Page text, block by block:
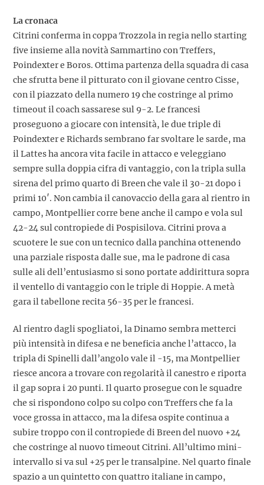
La cronaca
Citrini conferma in coppa Trozzola in regia nello starting
five insieme alla novità Sammartino con Treffers,
Poindexter e Boros. Ottima partenza della squadra di casa
che sfrutta bene il pitturato con il giovane centro Cisse,
con il piazzato della numero 19 che costringe al primo
timeout il coach sassarese sul 9-2. Le francesi
proseguono a giocare con intensità, le due triple di
Poindexter e Richards sembrano far svoltare le sarde, ma
il Lattes ha ancora vita facile in attacco e veleggiano
sempre sulla doppia cifra di vantaggio, con la tripla sulla
sirena del primo quarto di Breen che vale il 30-21 dopo i
primi 10′. Non cambia il canovaccio della gara al rientro in
campo, Montpellier corre bene anche il campo e vola sul
42-24 sul contropiede di Pospisilova. Citrini prova a
scuotere le sue con un tecnico dalla panchina ottenendo
una parziale risposta dalle sue, ma le padrone di casa
sulle ali dell’entusiasmo si sono portate addirittura sopra
il ventello di vantaggio con le triple di Hoppie. A metà
gara il tabellone recita 56-35 per le francesi.
Al rientro dagli spogliatoi, la Dinamo sembra metterci
più intensità in difesa e ne beneficia anche l’attacco, la
tripla di Spinelli dall’angolo vale il -15, ma Montpellier
riesce ancora a trovare con regolarità il canestro e riporta
il gap sopra i 20 punti. Il quarto prosegue con le squadre
che si rispondono colpo su colpo con Treffers che fa la
voce grossa in attacco, ma la difesa ospite continua a
subire troppo con il contropiede di Breen del nuovo +24
che costringe al nuovo timeout Citrini. All’ultimo mini-
intervallo si va sul +25 per le transalpine. Nel quarto finale
spazio a un quintetto con quattro italiane in campo,